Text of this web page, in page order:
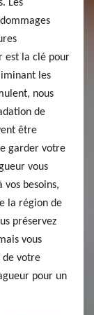
Les
est la clé pour
les
nous
de
être
garder votre
vous
vos besoins,
la région de
préservez
vous
de votre
pour un